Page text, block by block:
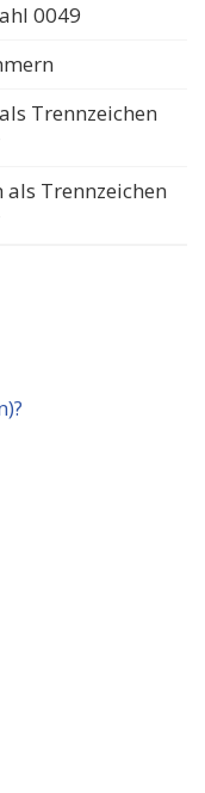
0049
Trennzeichen
Trennzeichen